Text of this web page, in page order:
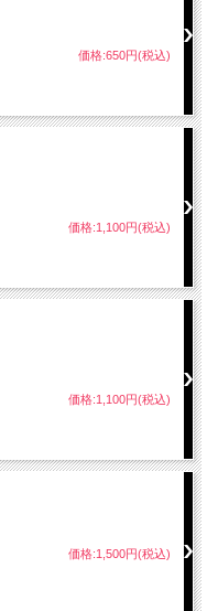
価格:650円(税込)
価格:1,100円(税込)
価格:1,100円(税込)
価格:1,500円(税込)